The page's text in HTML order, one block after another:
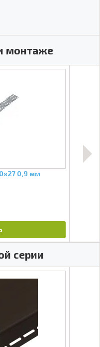
монтаже
0,9 мм
серии